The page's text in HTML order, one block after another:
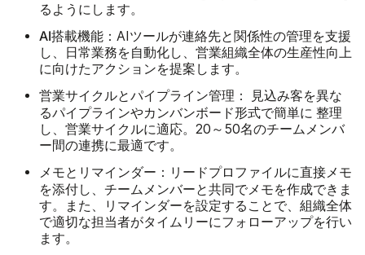
るようにします。
AI搭載機能： AIツールが連絡先と関係性の管理を支援
し、日常業務を自動化し、営業組織全体の生産性向上
に向けたアクションを提案します。
営業サイクルとパイプライン管理：
見込み客を異な
るパイプラインやカンバンボード形式で簡単に 整理
し、営業サイクルに適応。20～50名のチームメンバ
ー間の連携に最適です。
メモとリマインダー： リードプロファイルに直接メモ
を添付し 、チームメンバーと共同でメモを作成できま
す。また、リマインダーを設定することで、組織全体
で適切な担当者がタイムリーにフォローアップを行い
ます。